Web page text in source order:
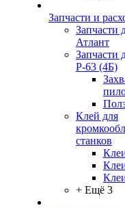
Запчасти и
Запчасти
Атлант
Запчасти
Р-63 (4Б)
Клей для
станков
+ Ещё 3